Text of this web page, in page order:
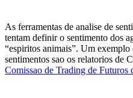
As ferramentas de analise de
tentam definir o sentimento dos
“espiritos animais”. Um exemplo
sentimentos sao os relatorios de
Comissao de Trading de Futuros